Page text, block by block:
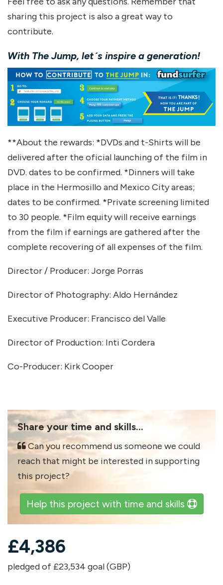
sharing this project is also a great way to
contribute.
With The Jump, let´s inspire a generation!
**About the rewards: *DVDs and t-Shirts will be
delivered after the oficial launching of the film in
DVD. dates to be confirmed. *Dinners will take
place in the Hermosillo and Mexico City areas;
dates to be confirmed. *Private screening limited
to 30 people. *Film equity will receive earnings
from the film if earnings are gathered after the
complete recovering of all expenses of the film.
Director / Producer: Jorge Porras
Director of Photography: Aldo Hernández
Executive Producer: Francisco del Valle
Director of Production: Inti Cordera
Co-Producer: Kirk Cooper
Share your time and skills...
Can you recommend us someone we could
reach that might be interested in supporting
this project?
Help this project with time and skills
£4,386
pledged of £23,534 goal (GBP)